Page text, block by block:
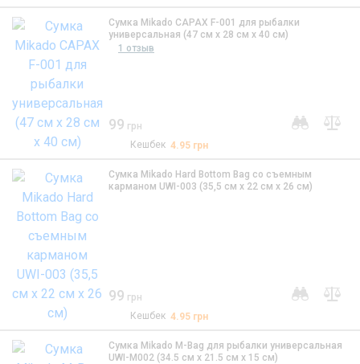
1 отзыв
Сумка Mikado CAPAX F-001 для рыбалки
универсальная (47 см x 28 см x 40 см)
99 грн
Кешбек4.95 грн
Сумка Mikado Hard Bottom Bag со съемным
карманом UWI-003 (35,5 см x 22 см x 26 см)
99 грн
Кешбек4.95 грн
Сумка Mikado M-Bag для рыбалки универсальная
UWI-M002 (34.5 см x 21.5 см x 15 см)